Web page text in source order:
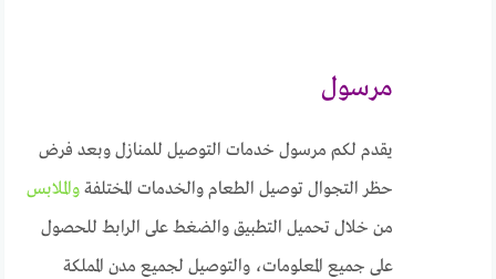
مرسول
يقدم لكم مرسول خدمات التوصيل للمنازل وبعد فرض
حظر التجوال توصيل الطعام والخدمات المختلفة والملابس
من خلال تحميل التطبيق والضغط على الرابط للحصول
على جميع المعلومات، والتوصيل لجميع مدن المملكة